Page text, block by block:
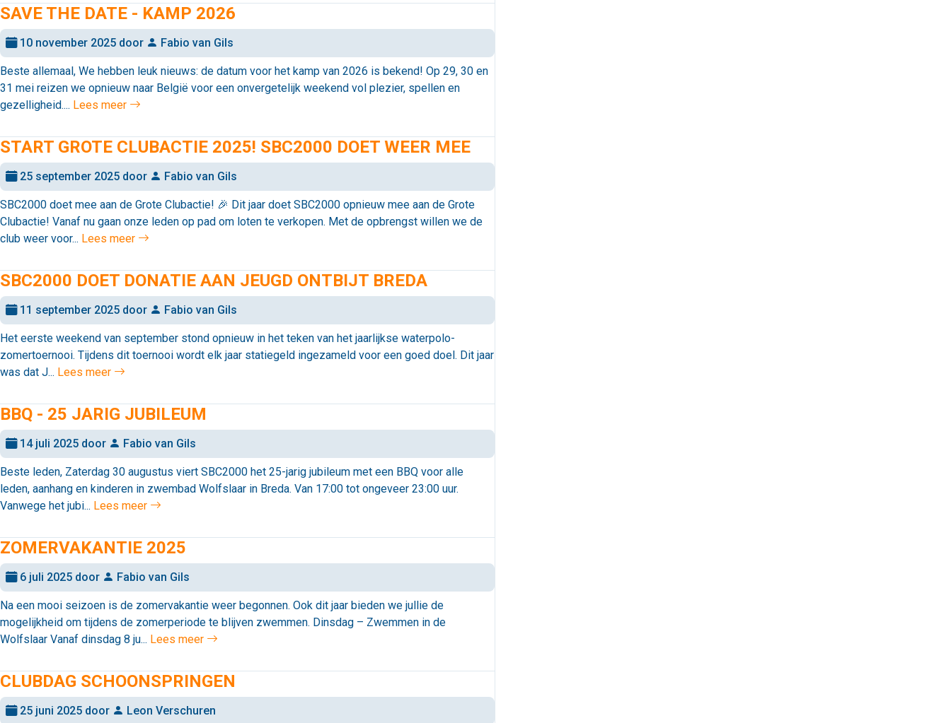
SAVE THE DATE - KAMP 2026
10 november 2025 door Fabio van Gils
Beste allemaal, We hebben leuk nieuws: de datum voor het kamp van 2026 is bekend! Op 29, 30 en
31 mei reizen we opnieuw naar België voor een onvergetelijk weekend vol plezier, spellen en
gezelligheid.... Lees meer
START GROTE CLUBACTIE 2025! SBC2000 DOET WEER MEE
25 september 2025 door Fabio van Gils
SBC2000 doet mee aan de Grote Clubactie! 🎉 Dit jaar doet SBC2000 opnieuw mee aan de Grote
Clubactie! Vanaf nu gaan onze leden op pad om loten te verkopen. Met de opbrengst willen we de
club weer voor... Lees meer
SBC2000 DOET DONATIE AAN JEUGD ONTBIJT BREDA
11 september 2025 door Fabio van Gils
Het eerste weekend van september stond opnieuw in het teken van het jaarlijkse waterpolo-
zomertoernooi. Tijdens dit toernooi wordt elk jaar statiegeld ingezameld voor een goed doel. Dit jaar
was dat J... Lees meer
BBQ - 25 JARIG JUBILEUM
14 juli 2025 door Fabio van Gils
Beste leden, Zaterdag 30 augustus viert SBC2000 het 25-jarig jubileum met een BBQ voor alle
leden, aanhang en kinderen in zwembad Wolfslaar in Breda. Van 17:00 tot ongeveer 23:00 uur.
Vanwege het jubi... Lees meer
ZOMERVAKANTIE 2025
6 juli 2025 door Fabio van Gils
Na een mooi seizoen is de zomervakantie weer begonnen. Ook dit jaar bieden we jullie de
mogelijkheid om tijdens de zomerperiode te blijven zwemmen. Dinsdag – Zwemmen in de
Wolfslaar Vanaf dinsdag 8 ju... Lees meer
CLUBDAG SCHOONSPRINGEN
25 juni 2025 door Leon Verschuren